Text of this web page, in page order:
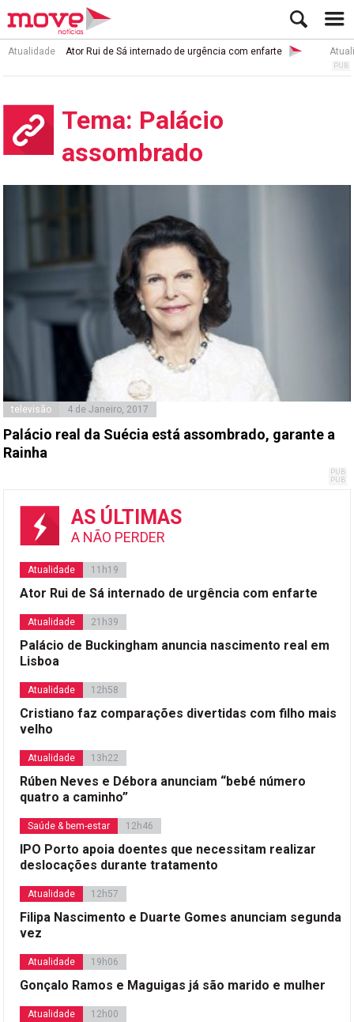
Atualidade Ator Rui de Sá internado de urgência com enfarte
Tema: Palácio
assombrado
televisão 4 de Janeiro, 2017
Palácio real da Suécia está assombrado, garante a
Rainha
AS ÚLTIMAS
A NÃO PERDER
Atualidade 11h19
Ator Rui de Sá internado de urgência com enfarte
Atualidade 21h39
Palácio de Buckingham anuncia nascimento real em
Lisboa
Atualidade 12h58
Cristiano faz comparações divertidas com filho mais
velho
Atualidade 13h22
Rúben Neves e Débora anunciam “bebé número
quatro a caminho”
Saúde & bem-estar 12h46
IPO Porto apoia doentes que necessitam realizar
deslocações durante tratamento
Atualidade 12h57
Filipa Nascimento e Duarte Gomes anunciam segunda
vez
Atualidade 19h06
Gonçalo Ramos e Maguigas já são marido e mulher
Atualidade 12h00